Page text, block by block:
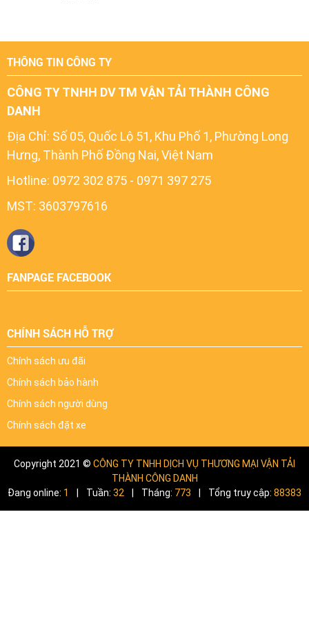
THÔNG TIN CÔNG TY
CÔNG TY TNHH DV TM VẬN TẢI THÀNH CÔNG
DANH
Địa Chỉ: Số 05, Quốc Lộ 51, Khu Phố 1, Phường Long
Hưng, Thành Phố Đồng Nai, Việt Nam
Hotline: 0972 302 875 - 0971 397 275
MST: 3603797616
FANPAGE FACEBOOK
CHÍNH SÁCH HỖ TRỢ
Chính sách ưu đãi
Chính sách bảo hành
Chính sách người dùng
Chính sách đặt xe
Copyright 2021 © CÔNG TY TNHH DỊCH VỤ THƯƠNG MẠI VẬN TẢI
THÀNH CÔNG DANH
Đang online: 1 Tuần: 32 Tháng: 773 Tổng truy cập: 88383